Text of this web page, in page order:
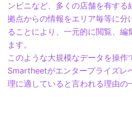
ンビニなど、多くの店舗を有す
拠点からの情報をエリア毎等に分
ることにより、一元的に閲覧、編
ます。
このような大規模なデータを操作
Smartheetがエンタープライズレ
理に適していると言われる理由の